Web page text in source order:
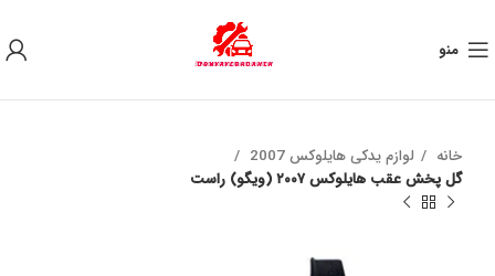
منو
خانه
لوازم یدکی هایلوکس 2007
گل پخش عقب هايلوكس ٢٠٠٧ (ويگو) راست
به علت نوسان ارز ، لطفا قبل از خرید تماس بگیرید.